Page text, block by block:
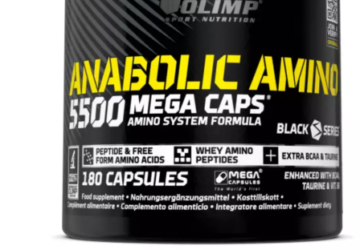
АКСЕССУАРЫ
ДОБАВКИ ДЛЯ СУСТАВОВ И